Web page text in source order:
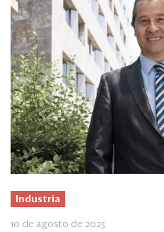
Industria
10 de agosto de 2025